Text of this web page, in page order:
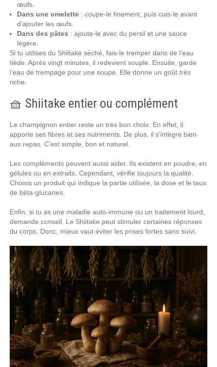
œufs.
Dans une omelette : coupe-le finement, puis cuis-le avant
d’ajouter les œufs.
Dans des pâtes : ajoute-le avec du persil et une sauce
légère.
Si tu utilises du Shiitake séché, fais-le tremper dans de l’eau
tiède. Après vingt minutes, il redevient souple. Ensuite, garde
l’eau de trempage pour une soupe. Elle donne un goût très
riche.
🧺 Shiitake entier ou complément
Le champignon entier reste un très bon choix. En effet, il
apporte ses fibres et ses nutriments. De plus, il s’intègre bien
aux repas. C’est simple, bon et naturel.
Les compléments peuvent aussi aider. Ils existent en poudre, en
gélules ou en extraits. Cependant, vérifie toujours la qualité.
Choisis un produit qui indique la partie utilisée, la dose et le taux
de bêta-glucanes.
Enfin, si tu as une maladie auto-immune ou un traitement lourd,
demande conseil. Le Shiitake peut stimuler certaines réponses
du corps. Donc, mieux vaut éviter les prises fortes sans suivi.